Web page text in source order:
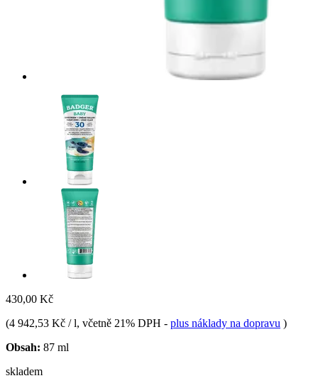
430,00 Kč
(4 942,53 Kč / l, včetně 21% DPH - plus náklady na dopravu )
Obsah: 87 ml
skladem